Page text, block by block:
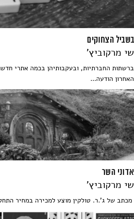
בשביל הצחוקים
שי מרקוביץ'
ברשתות החברתיות, ובעקבותיהן בכמה אתרי
האחרון הודעה...
אדוני השר
שי מרקוביץ'
מכתב של ג'.ר. טולקין מוצע למכירה במחיר התחלתי של